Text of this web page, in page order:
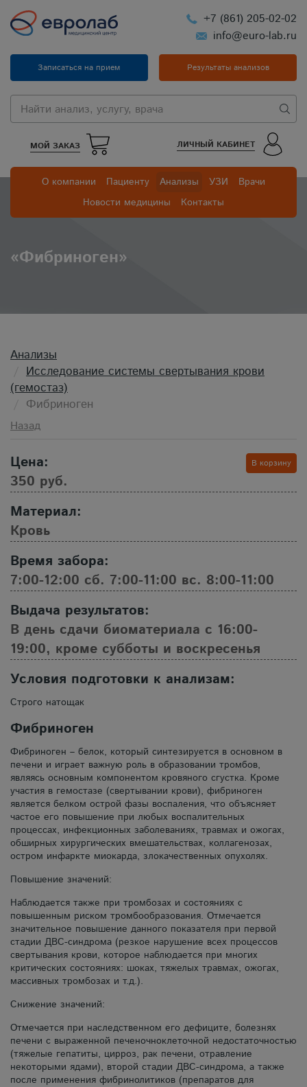
+7 (861) 205-02-02
info@euro-lab.ru
Записаться на прием Результаты анализов
МОЙ ЗАКАЗ ЛИЧНЫЙ КАБИНЕТ
О компании Пациенту Анализы УЗИ
Врачи
Новости медицины
Контакты
«Фибриноген»
Анализы
Исследование системы свертывания крови
(гемостаз)
Фибриноген
Назад
В корзину
Цена:
350 руб.
Материал:
Кровь
Время забора:
7:00-12:00 сб. 7:00-11:00 вс. 8:00-11:00
Выдача результатов:
В день сдачи биоматериала с 16:00-
19:00, кроме субботы и воскресенья
Условия подготовки к анализам:
Строго натощак
Фибриноген
Фибриноген – белок, который синтезируется в основном в
печени и играет важную роль в образовании тромбов,
являясь основным компонентом кровяного сгустка. Кроме
участия в гемостазе (свертывании крови), фибриноген
является белком острой фазы воспаления, что объясняет
частое его повышение при любых воспалительных
процессах, инфекционных заболеваниях, травмах и ожогах,
обширных хирургических вмешательствах, коллагенозах,
остром инфаркте миокарда, злокачественных опухолях.
Повышение значений:
Наблюдается также при тромбозах и состояниях с
повышенным риском тромбообразования. Отмечается
значительное повышение данного показателя при первой
стадии ДВС-синдрома (резкое нарушение всех процессов
свертывания крови, которое наблюдается при многих
критических состояниях: шоках, тяжелых травмах, ожогах,
массивных тромбозах и т.д.).
Снижение значений:
Отмечается при наследственном его дефиците, болезнях
печени с выраженной печеночноклеточной недостаточностью
(тяжелые гепатиты, цирроз, рак печени, отравление
некоторыми ядами), второй стадии ДВС-синдрома, а также
после применения фибринолитиков (препаратов для